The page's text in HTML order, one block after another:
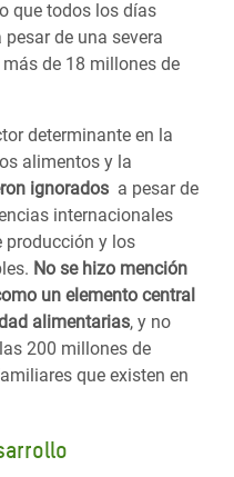
que todos los días
de una severa
de 18 millones de
determinante en la
alimentos y la
ignorados a pesar de
internacionales
producción y los
No se hizo mención
un elemento central
alimentarias, y no
200 millones de
que existen en